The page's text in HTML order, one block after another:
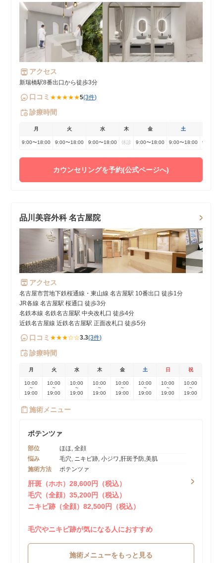
アクセス
新瑞橋駅8番出口から徒歩3分
口コミ ★★★★★5(3件)
診療時間
月 火 水 木 金 土
9:00〜18:00 9:00〜18:00 9:00〜18:00 休診 9:00〜18:00 9:00〜18:00 9:00〜
カウンセリングを予約(公式ページへ)
品川美容外科 名古屋院
アクセス
名古屋市営地下鉄桜通線・東山線 名古屋駅 10番出口 徒歩1分
JR各線 名古屋駅 桜通口 徒歩3分
名鉄本線 名鉄名古屋駅 中央改札口 徒歩4分
近鉄名古屋線 近鉄名古屋駅 正面改札口 徒歩5分
口コミ ★★★☆☆3.3(3件)
診療時間
月 火 水 木 金 土 日 祝
10:00
~
19:00
10:00
~
19:00
10:00
~
19:00
10:00
~
19:00
10:00
~
19:00
10:00
~
19:00
10:00
~
19:00
10:00
~
19:00
施術メニュー
ポテンツァ
部位
ほほ, 全顔
悩み
毛穴, ニキビ跡, 小ジワ,肝斑予防,美肌
施術方法
ポテンツァ
肝斑（ホホ）28,600円（税込）
毛穴（全顔）35,200円（税込）
ニキビ跡（全顔）82,500円（税込）
毛穴やニキビ跡が気になる人におすすめ
施術メニューをもっと見る